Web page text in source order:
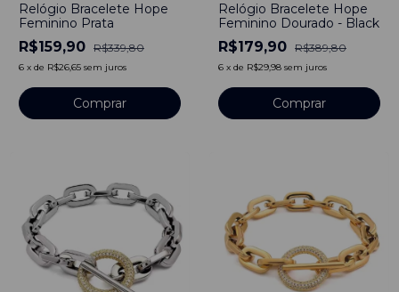
Relógio Bracelete Hope
Feminino Prata
R$159,90 R$339,80
6 x de R$26,65 sem juros
Relógio Bracelete Hope
Feminino Dourado - Black
R$179,90 R$389,80
6 x de R$29,98 sem juros